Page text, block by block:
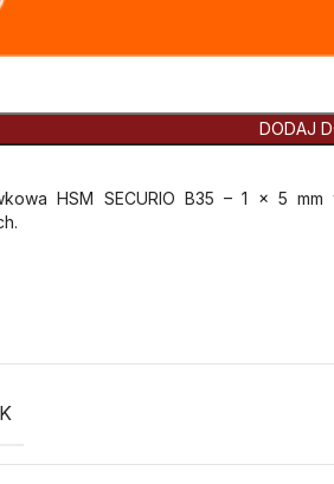
DODAJ
HSM SECURIO B35 – 1 x 5